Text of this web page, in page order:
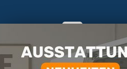
Eine Frage oder